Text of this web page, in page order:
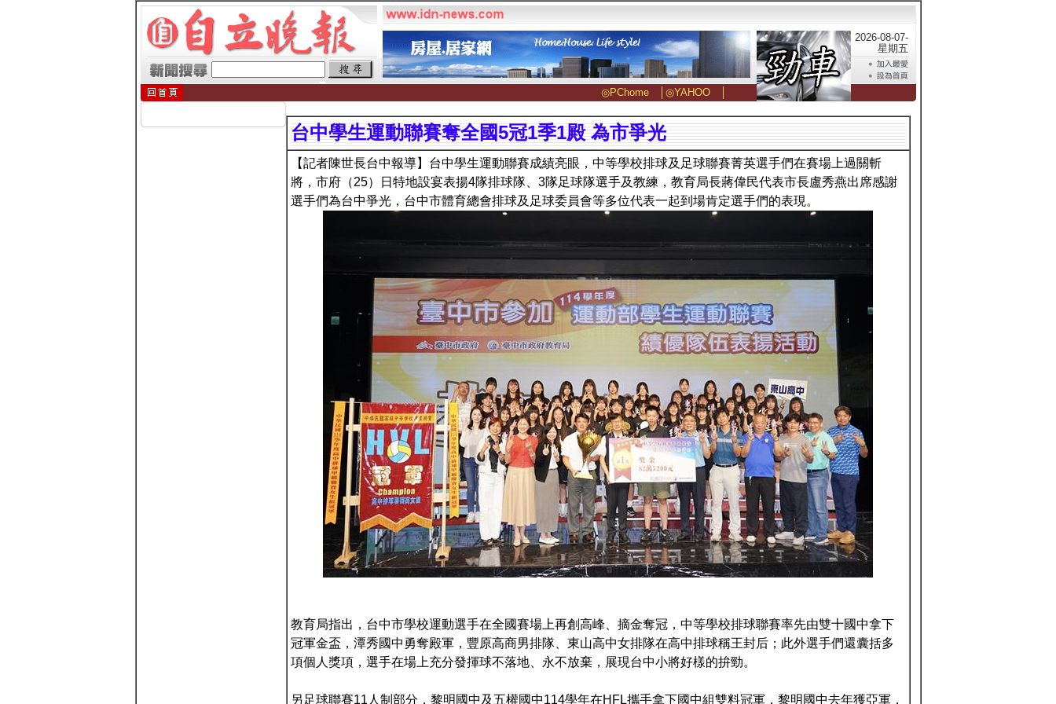
2026-08-07-
星期五
◎PChome│ ◎YAHOO│
台中學生運動聯賽奪全國5冠1季1殿 為市爭光
【記者陳世長台中報導】台中學生運動聯賽成績亮眼，中等學校排球及足球聯賽菁英選手們在賽場上過關斬
將，市府（25）日特地設宴表揚4隊排球隊、3隊足球隊選手及教練，教育局長蔣偉民代表市長盧秀燕出席感謝
選手們為台中爭光，台中市體育總會排球及足球委員會等多位代表一起到場肯定選手們的表現。
教育局指出，台中市學校運動選手在全國賽場上再創高峰、摘金奪冠，中等學校排球聯賽率先由雙十國中拿下
冠軍金盃，潭秀國中勇奪殿軍，豐原高商男排隊、東山高中女排隊在高中排球稱王封后；此外選手們還囊括多
項個人獎項，選手在場上充分發揮球不落地、永不放棄，展現台中小將好樣的拚勁。
另足球聯賽11人制部分，黎明國中及五權國中114學年在HFL攜手拿下國中組雙料冠軍，黎明國中去年獲亞軍，